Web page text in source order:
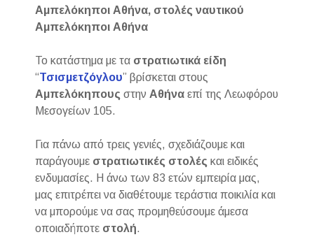
Αμπελόκηποι Αθήνα, στολές ναυτικού
Αμπελόκηποι Αθήνα
Το κατάστημα με τα στρατιωτικά είδη
“Τσισμετζόγλου” βρίσκεται στους
Αμπελόκηπους στην Αθήνα επί της Λεωφόρου
Μεσογείων 105.
Για πάνω από τρεις γενιές, σχεδιάζουμε και
παράγουμε στρατιωτικές στολές και ειδικές
ενδυμασίες. Η άνω των 83 ετών εμπειρία μας,
μας επιτρέπει να διαθέτουμε τεράστια ποικιλία και
να μπορούμε να σας προμηθεύσουμε άμεσα
οποιαδήποτε στολή.